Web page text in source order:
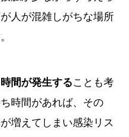
人が混雑しがちな場所
間が発生することも考
時間があれば、その
増えてしまい感染リス